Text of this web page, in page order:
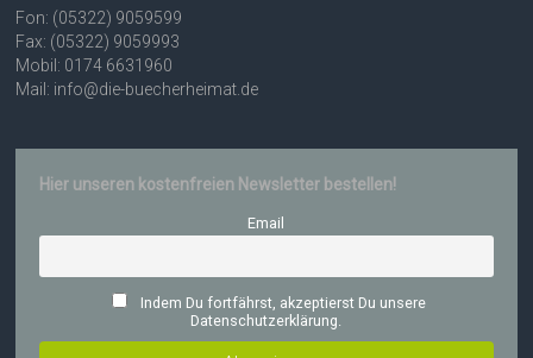
Fon: (05322) 9059599
Fax: (05322) 9059993
Mobil: 0174 6631960
Mail: info@die-buecherheimat.de
Hier unseren kostenfreien Newsletter bestellen!
Email
Indem Du fortfährst, akzeptierst Du unsere
Datenschutzerklärung.